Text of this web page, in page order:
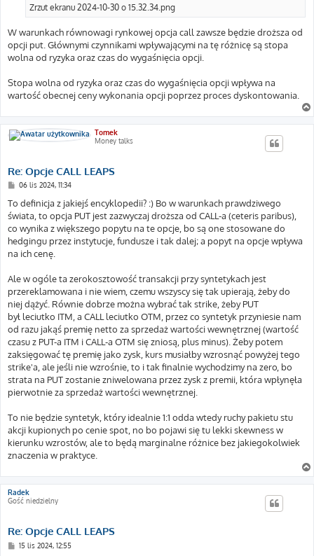
Zrzut ekranu 2024-10-30 o 15.32.34.png
W warunkach równowagi rynkowej opcja call zawsze będzie droższa od
opcji put. Głównymi czynnikami wpływającymi na tę różnicę są stopa
wolna od ryzyka oraz czas do wygaśnięcia opcji.
Stopa wolna od ryzyka oraz czas do wygaśnięcia opcji wpływa na
wartość obecnej ceny wykonania opcji poprzez proces dyskontowania.
Tomek
Money talks
Re: Opcje CALL LEAPS
P
s
06 lis 2024, 11:34
To definicja z jakiejś encyklopedii? :) Bo w warunkach prawdziwego
świata, to opcja PUT jest zazwyczaj droższa od CALL-a (ceteris paribus),
co wynika z większego popytu na te opcje, bo są one stosowane do
hedgingu przez instytucje, fundusze i tak dalej; a popyt na opcje wpływa
na ich cenę.
Ale w ogóle ta zerokosztowość transakcji przy syntetykach jest
przereklamowana i nie wiem, czemu wszyscy się tak upierają, żeby do
niej dążyć. Równie dobrze można wybrać tak strike, żeby PUT
był leciutko ITM, a CALL leciutko OTM, przez co syntetyk przyniesie nam
od razu jakąś premię netto za sprzedaż wartości wewnętrznej (wartość
czasu z PUT-a ITM i CALL-a OTM się zniosą, plus minus). Żeby potem
zaksięgować tę premię jako zysk, kurs musiałby wzrosnąć powyżej tego
strike'a, ale jeśli nie wzrośnie, to i tak finalnie wychodzimy na zero, bo
strata na PUT zostanie zniwelowana przez zysk z premii, która wpłynęła
pierwotnie za sprzedaż wartości wewnętrznej.
To nie będzie syntetyk, który idealnie 1:1 odda wtedy ruchy pakietu stu
akcji kupionych po cenie spot, no bo pojawi się tu lekki skewness w
kierunku wzrostów, ale to będą marginalne różnice bez jakiegokolwiek
znaczenia w praktyce.
Radek
Gość niedzielny
Re: Opcje CALL LEAPS
P15 lis 2024, 12:55